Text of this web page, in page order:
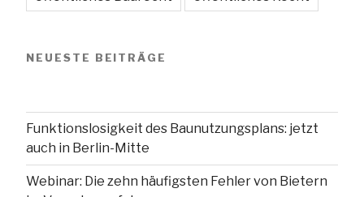
NEUESTE BEITRÄGE
Funktionslosigkeit des Baunutzungsplans: jetzt
auch in Berlin-Mitte
Webinar: Die zehn häufigsten Fehler von Bietern